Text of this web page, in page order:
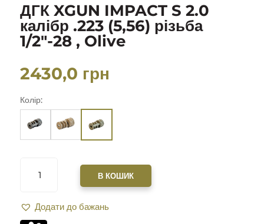
ДГК XGUN IMPACT S 2.0
калібр .223 (5,56) різьба
1/2″-28 , Olive
2430,0 грн
Колір:
XGUN
2.0
КАЛІБР
В КОШИК
Додати до бажань